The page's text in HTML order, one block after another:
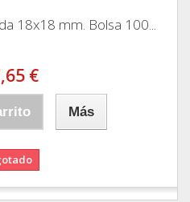
18x18 mm. Bolsa 100...
€
Más